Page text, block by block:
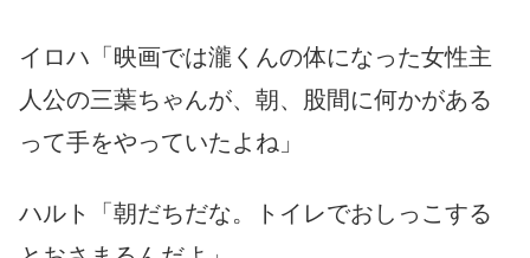
イロハ「映画では瀧くんの体になった女性主
人公の三葉ちゃんが、朝、股間に何かがある
って手をやっていたよね」
ハルト「朝だちだな。トイレでおしっこする